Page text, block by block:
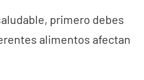
primero debes
alimentos afectan